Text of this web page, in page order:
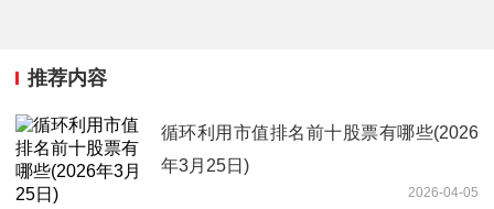
推荐内容
循环利用市值排名前十股票有哪些(2026
年3月25日)
2026-04-05